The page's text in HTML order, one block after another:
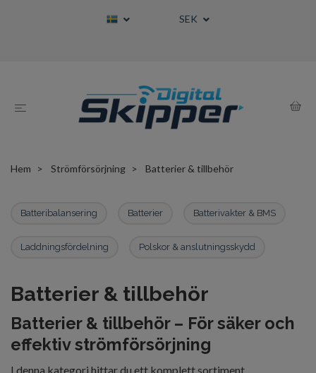
SEK
Hem Strömförsörjning Batterier & tillbehör
Batteribalansering Batterier Batterivakter & BMS
Laddningsfördelning Polskor & anslutningsskydd
Batterier & tillbehör
Batterier & tillbehör – För säker och
effektiv strömförsörjning
I denna kategori hittar du ett komplett sortiment